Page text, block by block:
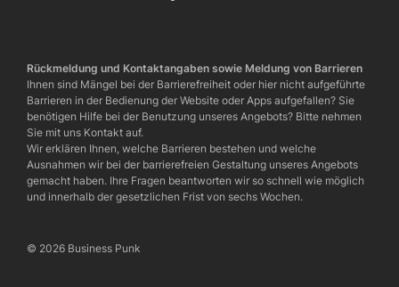
Rückmeldung und Kontaktangaben sowie Meldung von Barrieren
Ihnen sind Mängel bei der Barrierefreiheit oder hier nicht aufgeführte
Barrieren in der Bedienung der Website oder Apps aufgefallen? Sie
benötigen Hilfe bei der Benutzung unseres Angebots? Bitte nehmen
Sie mit uns Kontakt auf.
Wir erklären Ihnen, welche Barrieren bestehen und welche
Ausnahmen wir bei der barrierefreien Gestaltung unseres Angebots
gemacht haben. Ihre Fragen beantworten wir so schnell wie möglich
und innerhalb der gesetzlichen Frist von sechs Wochen.
© 2026 Business Punk